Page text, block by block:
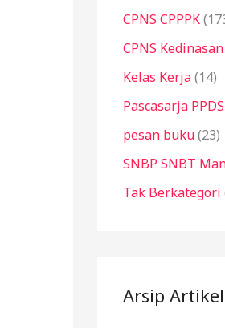
CPNS CPPPK
CPNS Kedinasan
Kelas Kerja(14)
Pascasarja
pesan buku(23)
SNBP SNBT
Tak Berkategori
Arsip Artikel